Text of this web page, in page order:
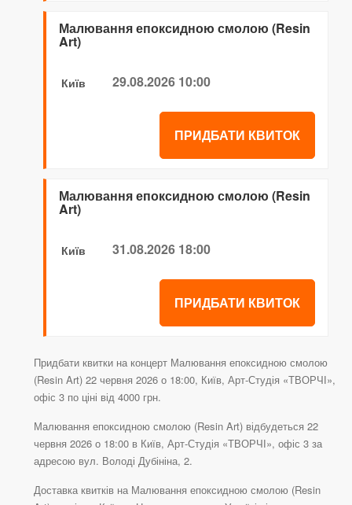
Малювання епоксидною смолою (Resin
Art)
Київ 29.08.2026 10:00
ПРИДБАТИ КВИТОК
Малювання епоксидною смолою (Resin
Art)
Київ 31.08.2026 18:00
ПРИДБАТИ КВИТОК
Придбати квитки на концерт Малювання епоксидною смолою
(Resin Art) 22 червня 2026 о 18:00, Київ, Арт-Студія «ТВОРЧІ»,
офіс 3 по ціні від 4000 грн.
Малювання епоксидною смолою (Resin Art) відбудеться 22
червня 2026 о 18:00 в Київ, Арт-Студія «ТВОРЧІ», офіс 3 за
адресою вул. Володі Дубініна, 2.
Доставка квитків на Малювання епоксидною смолою (Resin